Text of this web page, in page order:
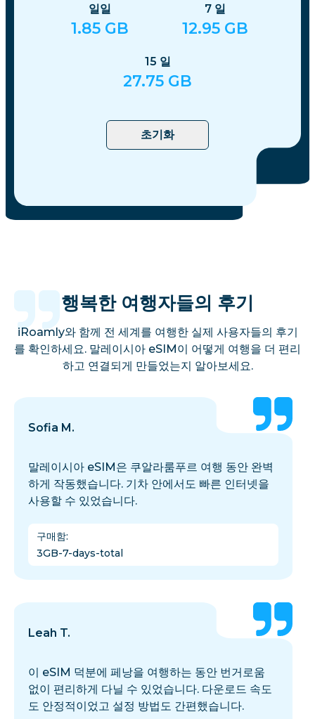
일일
1.85 GB
7 일
12.95 GB
15 일
27.75 GB
초기화
행복한 여행자들의 후기
iRoamly와 함께 전 세계를 여행한 실제 사용자들의 후기
를 확인하세요. 말레이시아 eSIM이 어떻게 여행을 더 편리
하고 연결되게 만들었는지 알아보세요.
Sofia M.
말레이시아 eSIM은 쿠알라룸푸르 여행 동안 완벽
하게 작동했습니다. 기차 안에서도 빠른 인터넷을
사용할 수 있었습니다.
구매함:
3GB-7-days-total
Leah T.
이 eSIM 덕분에 페낭을 여행하는 동안 번거로움
없이 편리하게 다닐 수 있었습니다. 다운로드 속도
도 안정적이었고 설정 방법도 간편했습니다.